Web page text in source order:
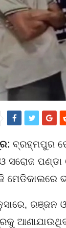
ବ୍ରହ୍ମପୁର
ସରୋଜ
ମେଡିକାଲରେ
ରଞ୍ଜନ